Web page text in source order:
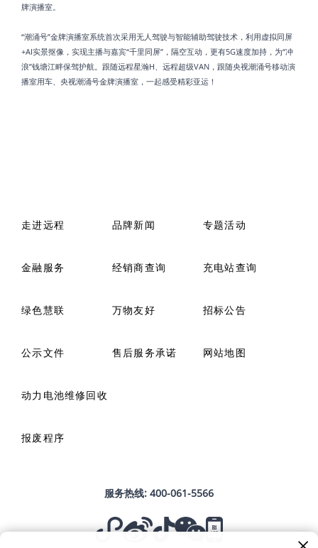
牌演播室。
“潮涌号”金牌演播室系统首次采用无人驾驶与智能辅助驾驶技术，利用虚拟同屏
+AI实景抠像，实现主播与嘉宾“千里同屏”，隔空互动，更有5G速度加持，为“冲
浪”钱塘江畔保驾护航。跟随远程星瀚H、远程超级VAN，跟随央视潮涌号移动演
播室用车、央视潮涌号金牌演播室，一起感受精彩亚运！
走进远程 品牌新闻 专题活动
金融服务 经销商查询 充电站查询
绿色慧联 万物友好 招标公告
公示文件 售后服务承诺 网站地图
动力电池维修回收
报废程序
服务热线: 400-061-5566